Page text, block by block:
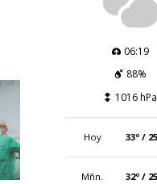
06:19
88%
1016 hPa
Hoy 33º /
Mñn. 32º /